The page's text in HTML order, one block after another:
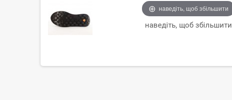
наведіть, щоб збільшити
наведіть, щоб збільшити